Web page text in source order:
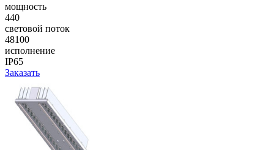
мощность
440
световой поток
48100
исполнение
IP65
Заказать